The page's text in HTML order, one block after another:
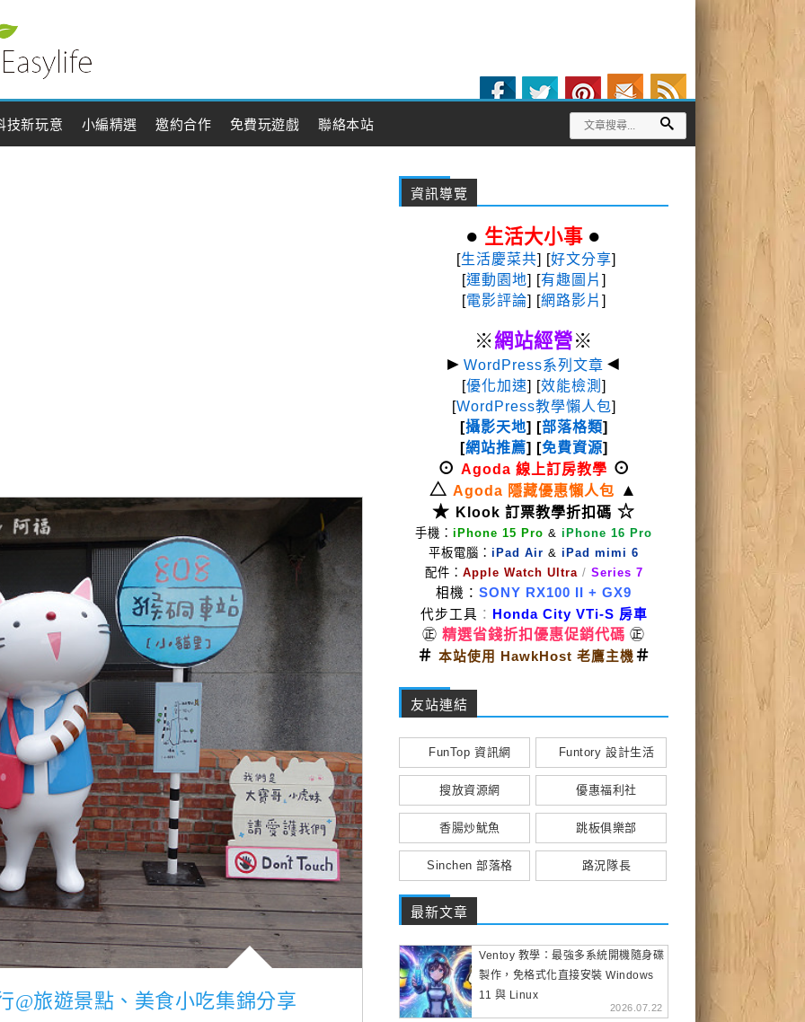
技新玩意 小編精選 邀約合作 免費玩遊戲 聯絡本站
@旅遊景點、美食小吃集錦分享
資訊導覽
● 生活大小事 ●
[生活慶菜共] [好文分享]
[運動園地] [有趣圖片 ]
[電影評論] [網路影片 ]
※網站經營※
► WordPress系列文章 ◄
[優化加速] [效能檢測 ]
[WordPress教學懶人包]
[攝影天地] [部落格類]
[網站推薦] [免費資源]
⊙ Agoda 線上訂房教學 ⊙
△ Agoda 隱藏優惠懶人包
▲
★ Klook 訂票教學折扣碼 ☆
手機： iPhone 15 Pro & iPhone 16 Pro
平板電腦： iPad Air & iPad mimi 6
配件： Apple Watch Ultra / Series 7
相機： SONY RX100 II
+ GX9
代步工具 ： Honda City VTi-S 房車
㊣ 精選省錢折扣優惠促銷代碼 ㊣
＃ 本站使用 HawkHost 老鷹主機＃
友站連結
FunTop 資訊網 Funtory 設計生活
搜放資源網 優惠福利社
香腸炒魷魚 跳板俱樂部
Sinchen 部落格 路況隊長
最新文章
Ventoy 教學：最強多系統開機隨身碟
製作，免格式化直接安裝 Windows
11 與 Linux
2026.07.22